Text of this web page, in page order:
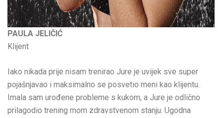
PAULA JELIČIĆ
Klijent
Iako nikada prije nisam trenirao Jure je uvijek sve super
pojašnjavao i maksimalno se posvetio meni kao klijentu.
Imala sam urođene probleme s kukom, a Jure je odlično
prilagodio trening mom zdravstvenom stanju. Ugodna